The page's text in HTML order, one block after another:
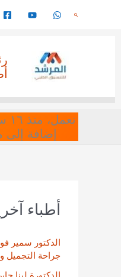
البحث
إضافة إلى
أطباء
الدكتور سمير
جراحة التجميل